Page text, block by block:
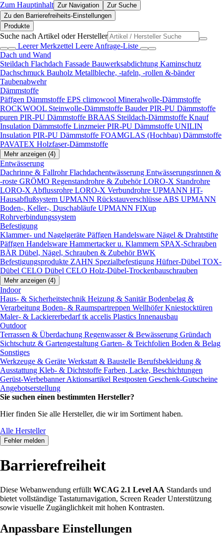
Zum Hauptinhalt Zur Navigation
Zur Suche
Zu den Barrierefreiheits-Einstellungen
Produkte
Suche nach Artikel oder Hersteller
Leerer Merkzettel Leere Anfrage-Liste
Dach und Wand
Steildach Flachdach Fassade Bauwerksabdichtung Kaminschutz
Dachschmuck Bauholz Metallbleche, -tafeln, -rollen &-bänder
Taubenabwehr
Dämmstoffe
Päffgen Dämmstoffe EPS climowool Mineralwolle-Dämmstoffe
ROCKWOOL Steinwolle-Dämmstoffe Bauder PIR-PU Dämmstoffe
puren PIR-PU Dämmstoffe BRAAS Steildach-Dämmstoffe Knauf
Insulation Dämmstoffe Linzmeier PIR-PU Dämmstoffe UNILIN
Insulation PIR-PU Dämmstoffe FOAMGLAS (Hochbau) Dämmstoffe
PAVATEX Holzfaser-Dämmstoffe
Mehr anzeigen (4)
Entwässerung
Dachrinne & FallrohrFlachdachentwässerung Entwässerungsrinnen &
-roste GRÖMO Regenstandrohre & ZubehörLORO-X Standrohre
LORO-X Abflussrohre LORO-X Verbundrohre UPMANN HT-
Hausabflußsystem UPMANN Rückstauverschlüsse ABS UPMANN
Boden-, Keller-, Duschabläufe UPMANN FIXup
Rohrverbindungssystem
Befestigung
Klammer- und Nagelgeräte Päffgen Handelsware Nägel & Drahtstifte
Päffgen Handelsware Hammertacker u. Klammern SPAX-Schrauben
BÄR Dübel, Nägel, Schrauben & ZubehörBWK
Befestigungsprodukte ZAHN Spezialbefestigung Hüfner-Dübel TOX-
Dübel CELO Dübel CELO Holz-Dübel-Trockenbauschrauben
Mehr anzeigen (4)
Indoor
Haus- & Sicherheitstechnik Heizung & SanitärBodenbelag &
Verarbeitung Boden- & Raumspartreppen Wellhöfer Kniestocktüren
Maler- & Lackiererbedarftk accelis Plastics Innenausbau
Outdoor
Terrassen & Überdachung Regenwasser & Bewässerung Gründach
Sichtschutz & Gartengestaltung Garten- & Teichfolien Boden & Belag
Sonstiges
Werkzeuge & Geräte Werkstatt & Baustelle Berufsbekleidung &
Ausstattung Kleb- & Dichtstoffe Farben, Lacke, Beschichtungen
Gerüst-WerbebannerAktionsartikel Restposten Geschenk-Gutscheine
Angebotserstellung
Sie suchen einen bestimmten Hersteller?
Hier finden Sie alle Hersteller, die wir im Sortiment haben.
Alle Hersteller
Fehler melden
Barrierefreiheit
Diese Webanwendung erfüllt WCAG 2.1 Level AA Standards und
bietet vollständige Tastaturnavigation, Screen Reader Unterstützung
sowie visuelle Zugänglichkeit mit hohen Kontrasten.
Anpassbare Einstellungen